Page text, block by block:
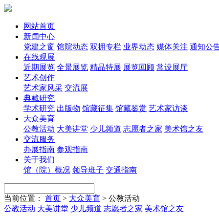
网站首页
新闻中心
党建之窗 馆院动态 双拥专栏 业界动态 媒体关注 通知公
在线观展
近期展览 全景展览 精品特展 展览回顾 常设展厅
艺术创作
艺术家风采 交流展
典藏研究
学术研究 出版物 馆藏征集 馆藏鉴赏 艺术家访谈
大众美育
公教活动 大美讲堂 少儿频道 志愿者之家 美术馆之友
交流服务
办展指南 参观指南
关于我们
馆（院）概况 领导班子 交通指南
当前位置： 首页 > 大众美育 > 公教活动
公教活动 大美讲堂 少儿频道 志愿者之家 美术馆之友